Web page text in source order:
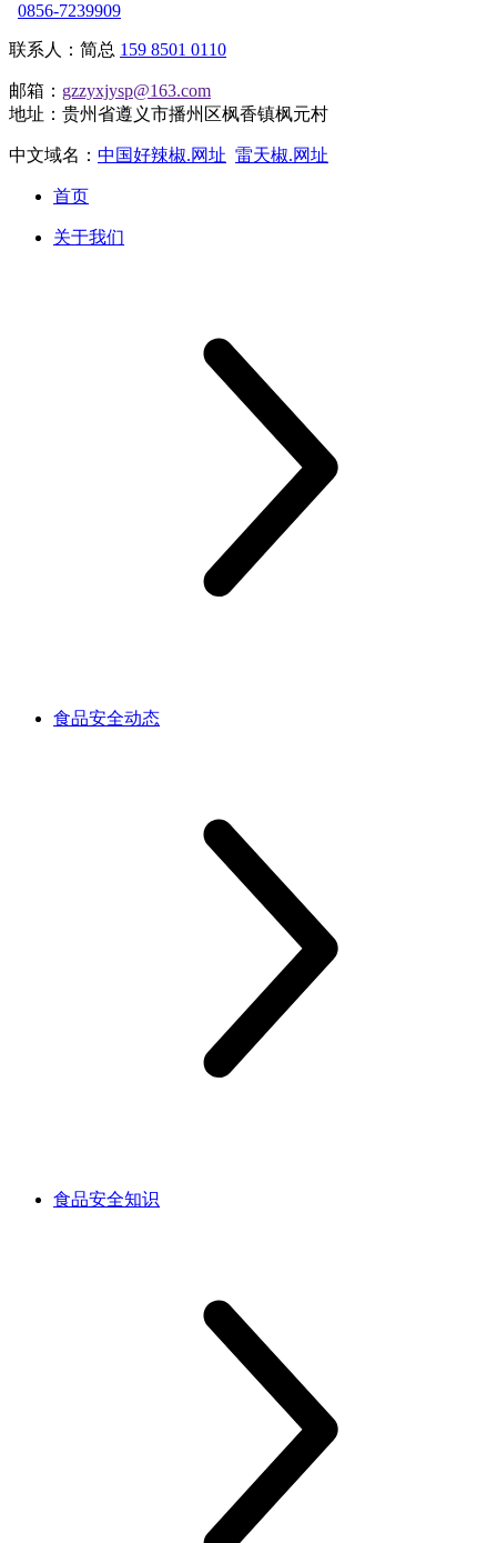
0856-7239909
联系人：简总 159 8501 0110
邮箱： gzzyxjysp@163.com
地址：贵州省遵义市播州区枫香镇枫元村
中文域名： 中国好辣椒.网址 雷天椒.网址
首页
关于我们
食品安全动态
食品安全知识